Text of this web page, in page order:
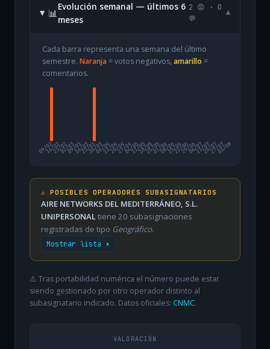
📊
Evolución semanal — últimos 6
meses
2 😡 · 0
💬
▾
Cada barra representa una semana del último
semestre. Naranja= votos negativos, amarillo =
comentarios.
09/02
16/0223/0202/0309/0316/0323/0330/0306/0413/0420/0427/0404/0511/0518/0525/0501/0608/0615/0622/0629/0606/0713/0720/0727/07
03/08
⚠️ POSIBLES OPERADORES SUBASIGNATARIOS
AIRE NETWORKS DEL MEDITERRÁNEO, S.L.
UNIPERSONALtiene 20 subasignaciones
registradas de tipo Geográfico.
Mostrar lista ▾
⚠️ Tras portabilidad numérica el número puede estar
siendo gestionado por otro operador distinto al
subasignatario indicado. Datos oficiales: CNMC.
VALORACIÓN